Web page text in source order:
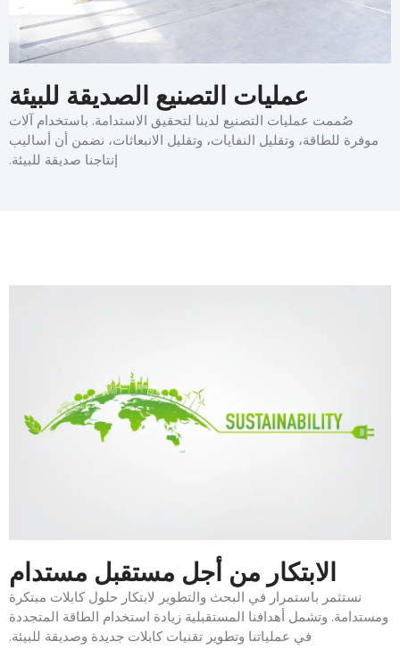
عمليات التصنيع الصديقة للبيئة
صُممت عمليات التصنيع لدينا لتحقيق الاستدامة. باستخدام آلات
موفرة للطاقة، وتقليل النفايات، وتقليل الانبعاثات، نضمن أن أساليب
إنتاجنا صديقة للبيئة.
الابتكار من أجل مستقبل مستدام
نستثمر باستمرار في البحث والتطوير لابتكار حلول كابلات مبتكرة
ومستدامة. وتشمل أهدافنا المستقبلية زيادة استخدام الطاقة المتجددة
في عملياتنا وتطوير تقنيات كابلات جديدة وصديقة للبيئة.